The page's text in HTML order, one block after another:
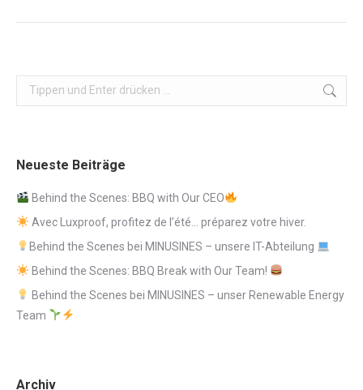
Search:
Neueste Beiträge
Behind the Scenes: BBQ with Our CEO
Avec Luxproof, profitez de l’été… préparez votre hiver.
Behind the Scenes bei MINUSINES – unsere IT-Abteilung
Behind the Scenes: BBQ Break with Our Team!
Behind the Scenes bei MINUSINES – unser Renewable Energy
Team
Archiv